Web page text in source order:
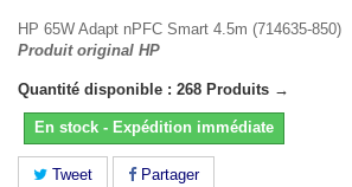
HP 65W Adapt nPFC Smart 4.5m (714635-850)
Produit original HP
Quantité disponible : 268 Produits →
En stock - Expédition immédiate
Tweet Partager